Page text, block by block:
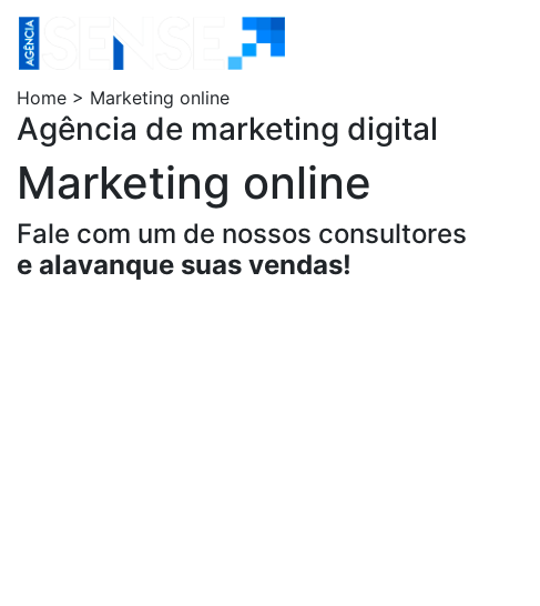
Home > Marketing online
Agência de marketing digital
Marketing online
Fale com um de nossos consultores
e alavanque suas vendas!